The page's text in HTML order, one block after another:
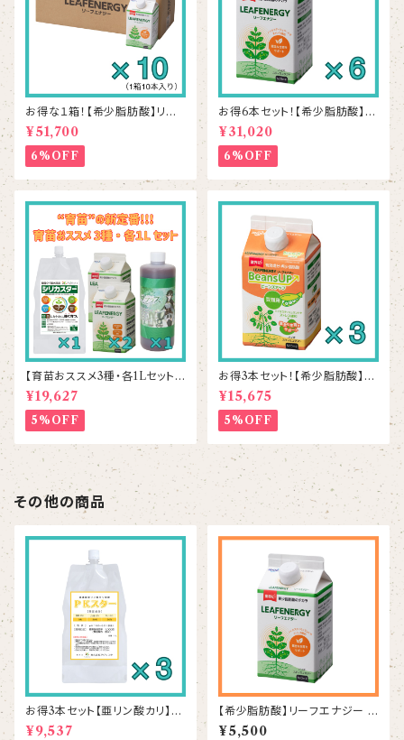
お得な１箱！【希少脂肪酸】リー
フエナジー 500mL×10本
¥51,700
6%OFF
お得6本セット！【希少脂肪酸】リ
ーフエナジー 500mL×6本
¥31,020
6%OFF
【育苗おススメ3種・各1Lセット】
シリカスター1本＆リーフエナジ
ー2本＆ラプラス1本
¥19,627
5%OFF
お得3本セット！【希少脂肪酸】ビ
ーンズアップ 500mL×3本
¥15,675
5%OFF
その他の商品
お得3本セット【亜リン酸カリ】P
Kスター 1L×3本
¥9,537
【希少脂肪酸】リーフエナジー 5
00mL
¥5,500